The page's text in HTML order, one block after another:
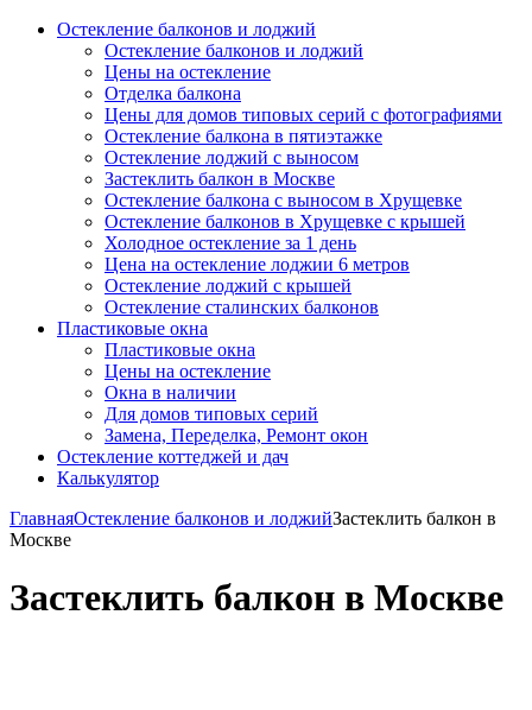
Остекление балконов и лоджий
Остекление балконов и лоджий
Цены на остекление
Отделка балкона
Цены для домов типовых серий с фотографиями
Остекление балкона в пятиэтажке
Остекление лоджий с выносом
Застеклить балкон в Москве
Остекление балкона с выносом в Хрущевке
Остекление балконов в Хрущевке с крышей
Холодное остекление за 1 день
Цена на остекление лоджии 6 метров
Остекление лоджий с крышей
Остекление сталинских балконов
Пластиковые окна
Пластиковые окна
Цены на остекление
Окна в наличии
Для домов типовых серий
Замена, Переделка, Ремонт окон
Остекление коттеджей и дач
Калькулятор
ГлавнаяОстекление балконов и лоджийЗастеклить балкон в
Москве
Застеклить балкон в Москве